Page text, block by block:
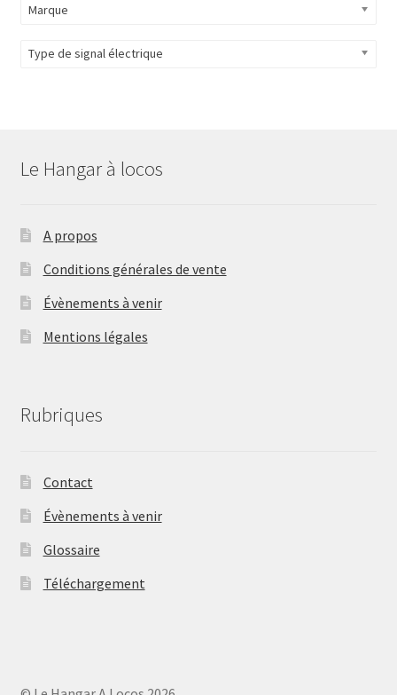
Marque
Type de signal électrique
Le Hangar à locos
A propos
Conditions générales de vente
Évènements à venir
Mentions légales
Rubriques
Contact
Évènements à venir
Glossaire
Téléchargement